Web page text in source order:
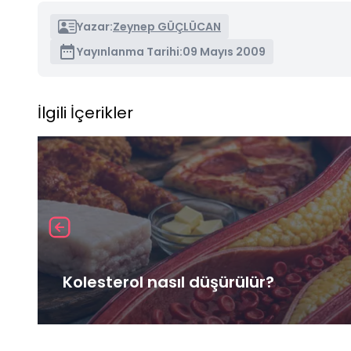
Yazar:Zeynep GÜÇLÜCAN
Yayınlanma Tarihi:09 Mayıs 2009
İlgili İçerikler
Kolesterol nasıl düşürülür?